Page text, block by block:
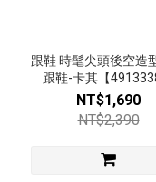
跟鞋 時髦尖頭後空造
跟鞋-卡其【
NT$1,690
NT$2,390